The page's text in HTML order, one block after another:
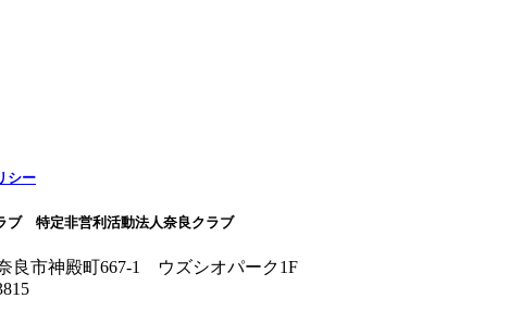
シー
ブ 特定非営利活動法人奈良クラブ
良市神殿町667-1
ウズシオパーク1F